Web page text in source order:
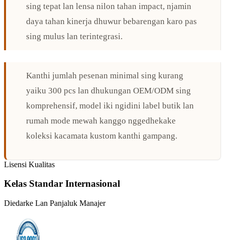
sing tepat lan lensa nilon tahan impact, njamin
daya tahan kinerja dhuwur bebarengan karo pas
sing mulus lan terintegrasi.
Kanthi jumlah pesenan minimal sing kurang
yaiku 300 pcs lan dhukungan OEM/ODM sing
komprehensif, model iki ngidini label butik lan
rumah mode mewah kanggo nggedhekake
koleksi kacamata kustom kanthi gampang.
Lisensi Kualitas
Kelas Standar Internasional
Diedarke Lan Panjaluk Manajer